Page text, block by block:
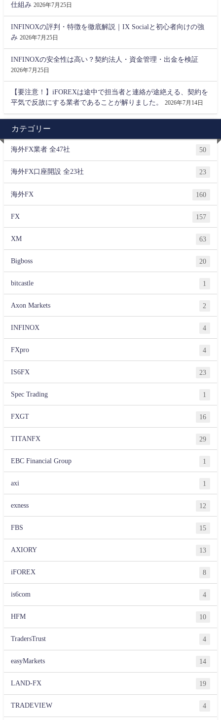
仕組み 2026年7月25日
INFINOXの評判・特徴を徹底解説｜IX Socialと初心者向けの強
み 2026年7月25日
INFINOXの安全性は高い？契約法人・資金管理・出金を検証
2026年7月25日
【要注意！】iFOREXは途中で担当者と連絡が途絶える、契約を
平気で反故にする業者であることが解りました。
2026年7月14日
カテゴリー
海外FX業者 全47社 50
海外FX口座開設 全23社 23
海外FX 160
FX 157
XM 63
Bigboss 20
bitcastle 1
Axon Markets 2
INFINOX 4
FXpro 4
IS6FX 23
Spec Trading 1
FXGT 16
TITANFX 29
EBC Financial Group 1
axi 1
exness 12
FBS 15
AXIORY 13
iFOREX 8
is6com 4
HFM 10
TradersTrust 4
easyMarkets 14
LAND-FX 19
TRADEVIEW 4